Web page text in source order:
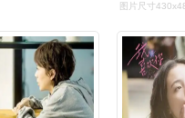
图片尺寸